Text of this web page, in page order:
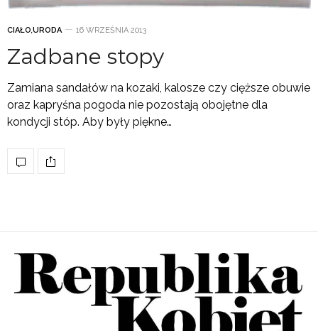
CIAŁO,URODA 16 WRZEŚNIA 2013
Zadbane stopy
Zamiana sandałów na kozaki, kalosze czy cięższe obuwie
oraz kapryśna pogoda nie pozostają obojętne dla
kondycji stóp. Aby były piękne…